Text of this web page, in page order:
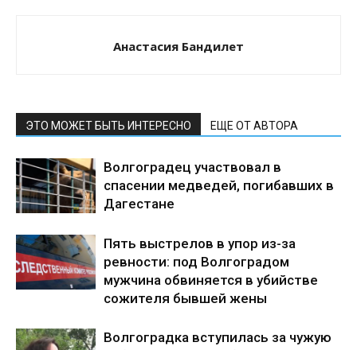
Анастасия Бандилет
ЭТО МОЖЕТ БЫТЬ ИНТЕРЕСНО ЕЩЕ ОТ АВТОРА
Волгоградец участвовал в
спасении медведей, погибавших в
Дагестане
Пять выстрелов в упор из-за
ревности: под Волгоградом
мужчина обвиняется в убийстве
сожителя бывшей жены
Волгоградка вступилась за чужую